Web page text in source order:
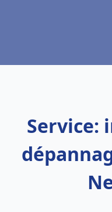
Service: